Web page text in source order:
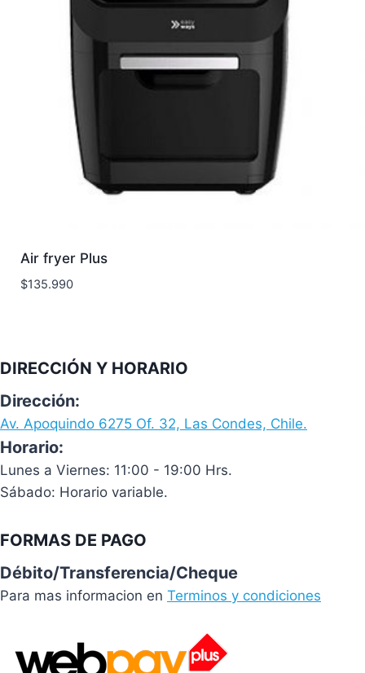
Air fryer Plus
$135.990
DIRECCIÓN Y HORARIO
Dirección:
Av. Apoquindo 6275 Of. 32, Las Condes, Chile.
Horario:
Lunes a Viernes: 11:00 - 19:00 Hrs.
Sábado: Horario variable.
FORMAS DE PAGO
Débito/Transferencia/Cheque
Para mas informacion en Terminos y condiciones